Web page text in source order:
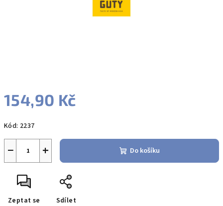
154,90 Kč
cena:
Kód: 2237
+
− Do košíku
Zeptat se Sdílet